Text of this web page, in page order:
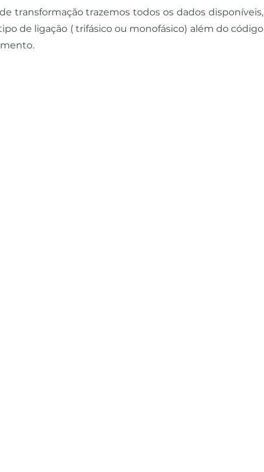
transformação trazemos todos os dados disponíveis,
de ligação ( trifásico ou monofásico) além do código